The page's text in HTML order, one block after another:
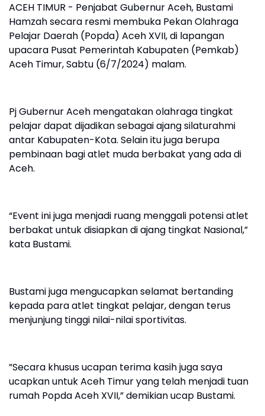
ACEH TIMUR - Penjabat Gubernur Aceh, Bustami
Hamzah secara resmi membuka Pekan Olahraga
Pelajar Daerah (Popda) Aceh XVII, di lapangan
upacara Pusat Pemerintah Kabupaten (Pemkab)
Aceh Timur, Sabtu (6/7/2024) malam.
Pj Gubernur Aceh mengatakan olahraga tingkat
pelajar dapat dijadikan sebagai ajang silaturahmi
antar Kabupaten-Kota. Selain itu juga berupa
pembinaan bagi atlet muda berbakat yang ada di
Aceh.
“Event ini juga menjadi ruang menggali potensi atlet
berbakat untuk disiapkan di ajang tingkat Nasional,”
kata Bustami.
Bustami juga mengucapkan selamat bertanding
kepada para atlet tingkat pelajar, dengan terus
menjunjung tinggi nilai-nilai sportivitas.
”Secara khusus ucapan terima kasih juga saya
ucapkan untuk Aceh Timur yang telah menjadi tuan
rumah Popda Aceh XVII,” demikian ucap Bustami.